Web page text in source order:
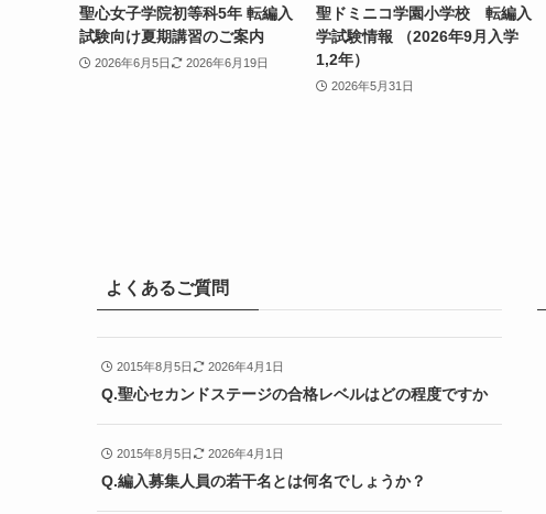
聖心女子学院初等科5年 転編入
試験向け夏期講習のご案内
2026年6月5日 2026年6月19日
聖ドミニコ学園小学校 転編入
学試験情報 （2026年9月入学
1,2年）
2026年5月31日
よくあるご質問
2015年8月5日 2026年4月1日
Q.聖心セカンドステージの合格レベルはどの程度ですか
2015年8月5日 2026年4月1日
Q.編入募集人員の若干名とは何名でしょうか？